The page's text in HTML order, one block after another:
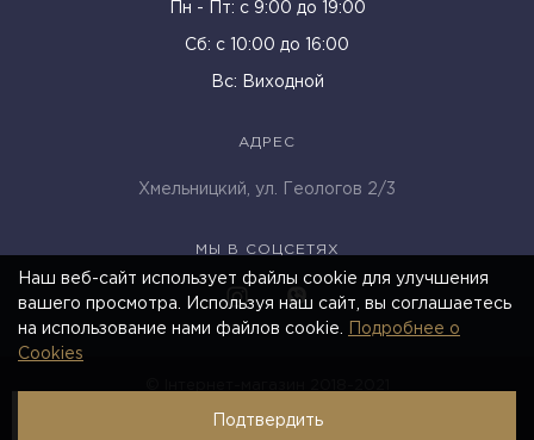
Пн - Пт: c 9:00 до 19:00
Cб: с 10:00 до 16:00
Вс: Виходной
АДРЕС
Хмельницкий, ул. Геологов 2/3
МЫ В СОЦСЕТЯХ
Наш веб-сайт использует файлы cookie для улучшения
вашего просмотра. Используя наш сайт, вы соглашаетесь
на использование нами файлов cookie.
Подробнее о
Cookies
Подтвердить